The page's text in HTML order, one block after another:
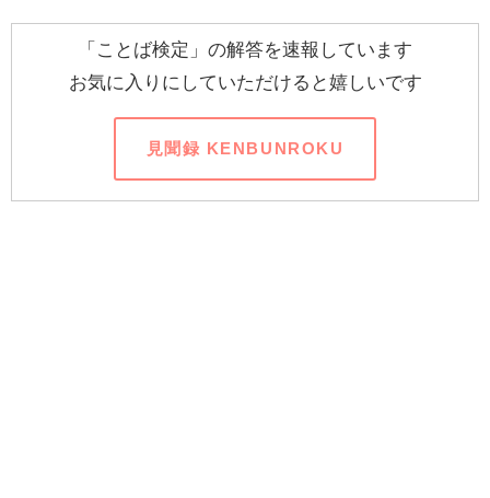
「ことば検定」の解答を速報しています
お気に入りにしていただけると嬉しいです
見聞録 KENBUNROKU